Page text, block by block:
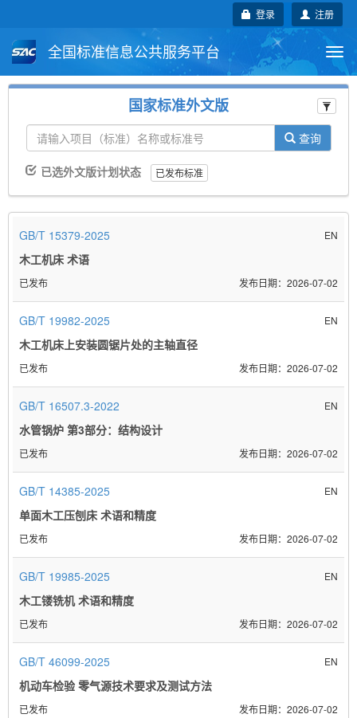
注册
登录
全国标准信息公共服务平台
行业标准
团体标准 企业标准 国际标准
国外标准 技术委员会
国家标准外文版
查询
已选外文版计划状态 已发布标准
GB/T 15379-2025
木工机床 术语
EN
已发布 2026-07-02
GB/T 19982-2025
木工机床上安装圆锯片处的主轴直径
EN
已发布 2026-07-02
GB/T 16507.3-2022
水管锅炉 第3部分：结构设计
EN
已发布 2026-07-02
GB/T 14385-2025
单面木工压刨床 术语和精度
EN
已发布 2026-07-02
GB/T 19985-2025
木工镂铣机 术语和精度
EN
已发布 2026-07-02
GB/T 46099-2025
机动车检验 零气源技术要求及测试方法
EN
已发布 2026-07-02